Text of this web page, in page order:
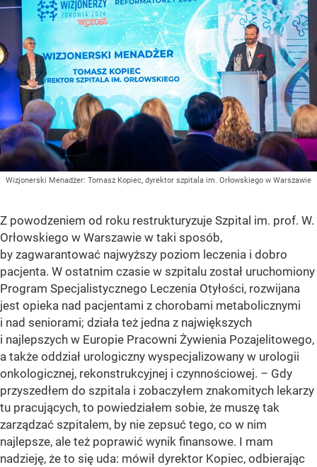
Wizjonerski Menadżer: Tomasz Kopiec, dyrektor szpitala im. Orłowskiego w Warszawie
Z powodzeniem od roku restrukturyzuje Szpital im. prof. W.
Orłowskiego w Warszawie w taki sposób,
by zagwarantować najwyższy poziom leczenia i dobro
pacjenta. W ostatnim czasie w szpitalu został uruchomiony
Program Specjalistycznego Leczenia Otyłości, rozwijana
jest opieka nad pacjentami z chorobami metabolicznymi
i nad seniorami; działa też jedna z największych
i najlepszych w Europie Pracowni Żywienia Pozajelitowego,
a także oddział urologiczny wyspecjalizowany w urologii
onkologicznej, rekonstrukcyjnej i czynnościowej. – Gdy
przyszedłem do szpitala i zobaczyłem znakomitych lekarzy
tu pracujących, to powiedziałem sobie, że muszę tak
zarządzać szpitalem, by nie zepsuć tego, co w nim
najlepsze, ale też poprawić wynik finansowe. I mam
nadzieję, że to się uda: mówił dyrektor Kopiec, odbierając